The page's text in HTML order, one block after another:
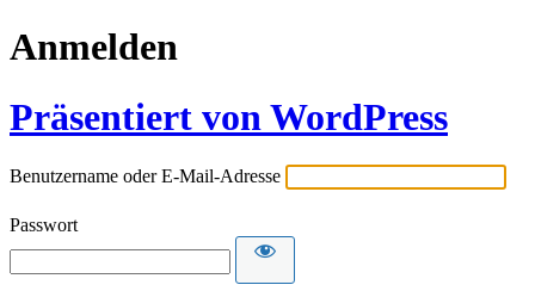
Anmelden
Präsentiert von WordPress
Benutzername oder E-Mail-Adresse
Passwort